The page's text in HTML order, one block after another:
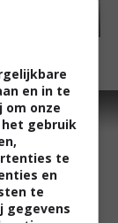
(2008)
en in te
om onze
gebruik
te
en
te
gegevens